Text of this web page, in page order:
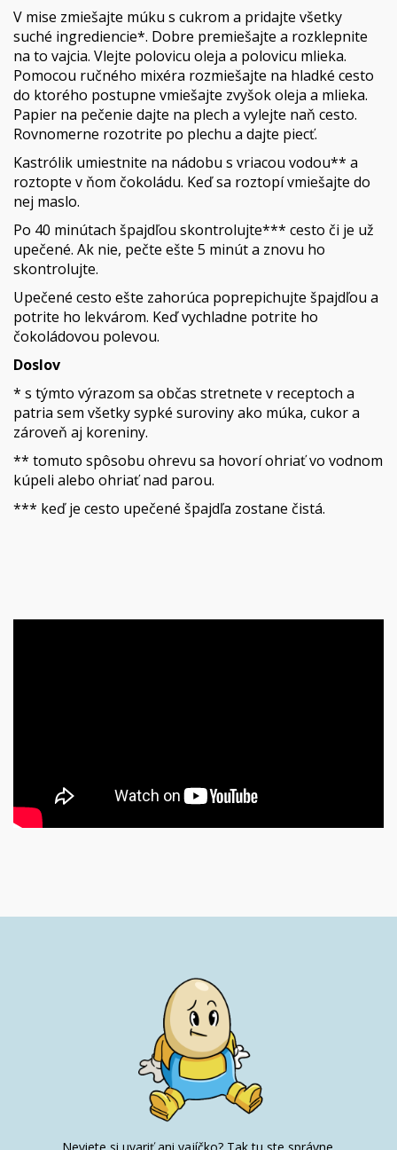
V mise zmiešajte múku s cukrom a pridajte všetky
suché ingrediencie*. Dobre premiešajte a rozklepnite
na to vajcia. Vlejte polovicu oleja a polovicu mlieka.
Pomocou ručného mixéra rozmiešajte na hladké cesto
do ktorého postupne vmiešajte zvyšok oleja a mlieka.
Papier na pečenie dajte na plech a vylejte naň cesto.
Rovnomerne rozotrite po plechu a dajte piecť.
Kastrólik umiestnite na nádobu s vriacou vodou** a
roztopte v ňom čokoládu. Keď sa roztopí vmiešajte do
nej maslo.
Po 40 minútach špajdľou skontrolujte*** cesto či je už
upečené. Ak nie, pečte ešte 5 minút a znovu ho
skontrolujte.
Upečené cesto ešte zahorúca poprepichujte špajdľou a
potrite ho lekvárom. Keď vychladne potrite ho
čokoládovou polevou.
Doslov
* s týmto výrazom sa občas stretnete v receptoch a
patria sem všetky sypké suroviny ako múka, cukor a
zároveň aj koreniny.
** tomuto spôsobu ohrevu sa hovorí ohriať vo vodnom
kúpeli alebo ohriať nad parou.
*** keď je cesto upečené špajdľa zostane čistá.